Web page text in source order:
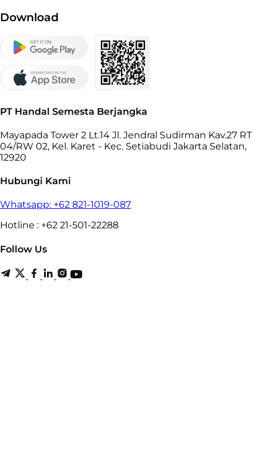
Download
PT Handal Semesta Berjangka
Mayapada Tower 2 Lt.14 Jl. Jendral Sudirman Kav.27 RT
04/RW 02, Kel. Karet - Kec. Setiabudi Jakarta Selatan,
12920
Hubungi Kami
Whatsapp: +62 821-1019-087
Hotline : +62 21-501-22288
Follow Us